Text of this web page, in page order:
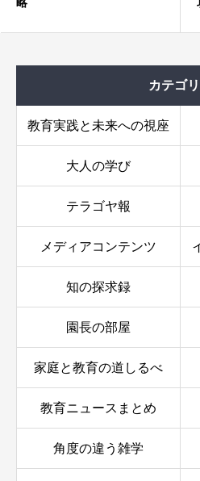
略
カテゴ
教育実践と未来への視座
大人の学び
テラゴヤ報
メディアコンテンツ
知の探求録
園長の部屋
家庭と教育の道しるべ
教育ニュースまとめ
角度の違う雑学
技術・家庭（家庭分野）：賢
生徒の攻略方法
追加攻略ヒント